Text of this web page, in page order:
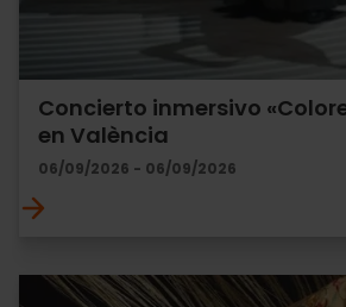
Concierto inmersivo
en València
06/09/2026 - 06/09/2026